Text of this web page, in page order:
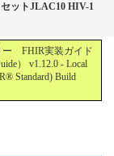
ットJLAC10 HIV-1
ー FHIR実装ガイド
） v1.12.0 - Local
Standard) Build